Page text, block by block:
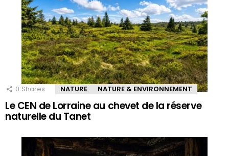
0 Shares NATURE NATURE & ENVIRONNEMENT
Le CEN de Lorraine au chevet de la réserve
naturelle du Tanet